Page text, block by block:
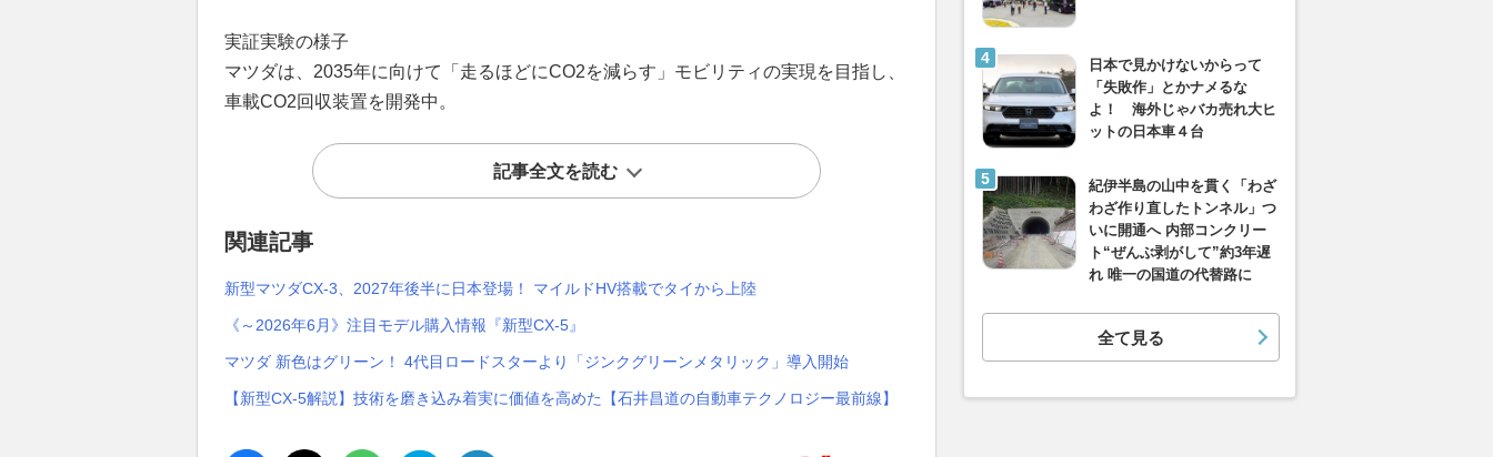
実証実験の様子
マツダは、2035年に向けて「走るほどにCO2を減らす」モビリティの実現を目指し、
車載CO2回収装置を開発中。
記事全文を読む
関連記事
新型マツダCX-3、2027年後半に日本登場！ マイルドHV搭載でタイから上陸
《～2026年6月》注目モデル購入情報『新型CX-5』
マツダ 新色はグリーン！ 4代目ロードスターより「ジンクグリーンメタリック」導入開始
【新型CX-5解説】技術を磨き込み着実に価値を高めた【石井昌道の自動車テクノロジー最前線】
日本で見かけないからって
「失敗作」とかナメるな
よ！ 海外じゃバカ売れ大ヒ
ットの日本車４台
紀伊半島の山中を貫く「わざ
わざ作り直したトンネル」つ
いに開通へ 内部コンクリー
ト“ぜんぶ剥がして”約3年遅
れ 唯一の国道の代替路に
全て見る